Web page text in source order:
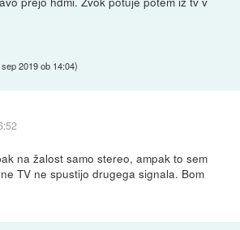
2019 ob 14:04)
na žalost samo stereo, ampak to sem
TV ne spustijo drugega signala. Bom